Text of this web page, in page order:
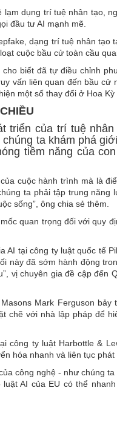
dụng trí tuệ nhân tạo,
đầu tư AI mạnh mẽ.
dạng trí tuệ nhân tạo
cuộc bầu cử toàn cầu
biết đã tự điều chỉnh
vấn liên quan đến bầu
một số thay đổi ở Hoa Kỳ
triển của trí tuệ
ta khám phá
tiềm năng của
cuộc hành trình mà là
ta phải tập trung
sống”, ông chia sẻ thêm.
quan trọng đối với quy
AI tại công ty luật quốc tế
này đã sớm hành động
vị chuyên gia đề cập đến
Mark Ferguson
chẽ với nhà lập pháp để
công ty luật Harbottle &
hóa nhanh và liên tục phát
công nghệ - như chúng
AI của EU có thể